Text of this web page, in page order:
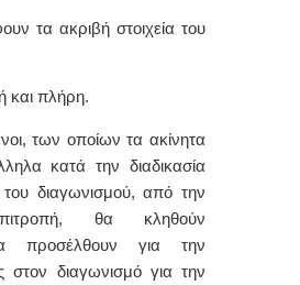
τα ακριβή στοιχεία του
και πλήρη.
των οποίων τα ακίνητα
κατά την διαδικασία
διαγωνισμού, από την
θα κληθούν
προσέλθουν για την
στον διαγωνισμό για την